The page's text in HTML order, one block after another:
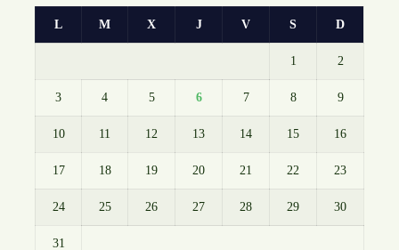
L M X J V S D
1 2
3 4 5 6 7 8 9
10 11 12 13 14 15 16
17 18 19 20 21 22 23
24 25 26 27 28 29 30
31